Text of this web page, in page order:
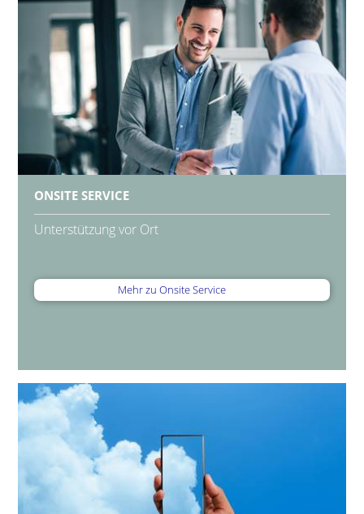
ONSITE SERVICE
Unterstützung vor Ort
Mehr zu Onsite Service